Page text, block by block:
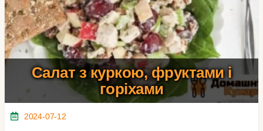
Салат з куркою, фруктами і
горіхами
2024-07-12